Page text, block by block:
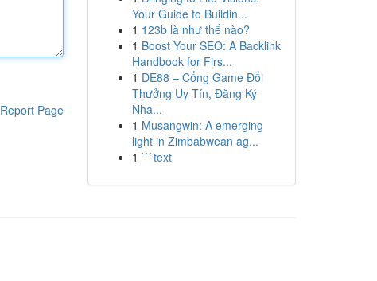
Report Page
Your Guide to Buildin...
1 123b là như thế nào?
1 Boost Your SEO: A Backlink
Handbook for Firs...
1 DE88 – Cổng Game Đổi
Thưởng Uy Tín, Đăng Ký
Nha...
1 Musangwin: A emerging
light in Zimbabwean ag...
1 ```text